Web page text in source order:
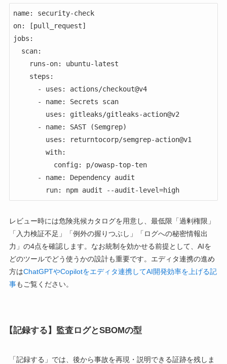
name: security-check
on: [pull_request]
jobs:
        run: npm audit --audit-level=high
レビュー時には危険兆候カタログを用意し、最低限「過剰権限」
「入力検証不足」「例外の握りつぶし」「ログへの秘密情報出
力」の4点を確認します。なお統制を効かせる前提として、AIを
どのツールでどう使うかの設計も重要です。エディタ連携の進め
方はChatGPTやCopilotをエディタ連携してAI開発効率を上げる記
事もご覧ください。
【記録する】監査ログとSBOMの型
「記録する」では、後から事故を再現・説明できる証跡を残しま